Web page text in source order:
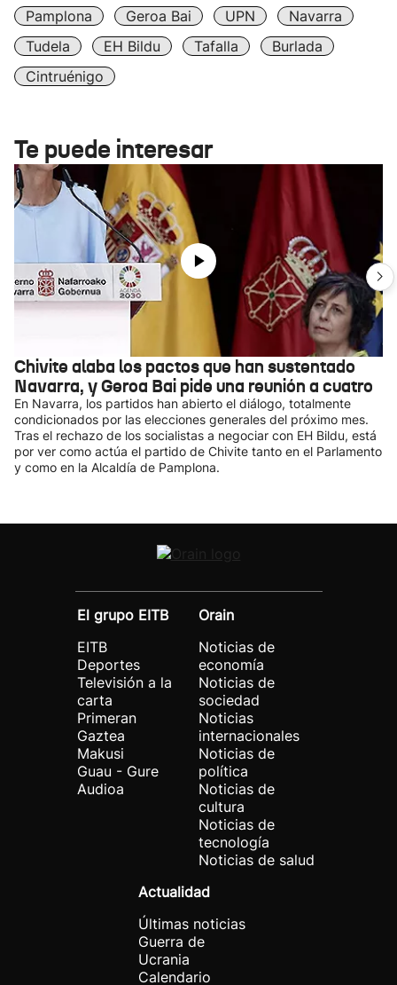
Pamplona
Geroa Bai UPN
Navarra
Tudela
EH Bildu Tafalla
Burlada
Cintruénigo
Te puede interesar
Chivite alaba los pactos que han sustentado
Navarra, y Geroa Bai pide una reunión a cuatro
En Navarra, los partidos han abierto el diálogo, totalmente
condicionados por las elecciones generales del próximo mes.
Tras el rechazo de los socialistas a negociar con EH Bildu, está
por ver como actúa el partido de Chivite tanto en el Parlamento
y como en la Alcaldía de Pamplona.
El grupo EITB
EITB
Deportes
Televisión a la
carta
Primeran
Gaztea
Makusi
Guau - Gure
Audioa
Orain
Noticias de
economía
Noticias de
sociedad
Noticias
internacionales
Noticias de
política
Noticias de
cultura
Noticias de
tecnología
Noticias de salud
Actualidad
Últimas noticias
Guerra de
Ucrania
Calendario